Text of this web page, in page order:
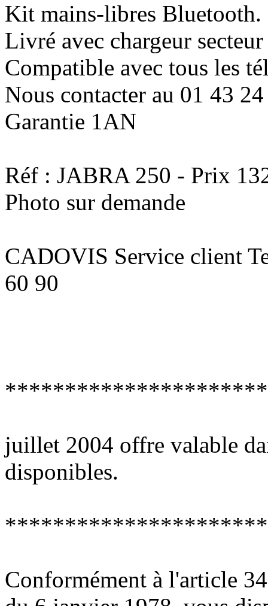
Kit mains-libres
Livré avec chargeur
Compatible avec tous les
Nous contacter au 01 43
Garantie 1AN
Réf : JABRA 250 - Prix
Photo sur demande
CADOVIS Service client
60 90
juillet 2004 offre valable
disponibles.
Conformément à l'article